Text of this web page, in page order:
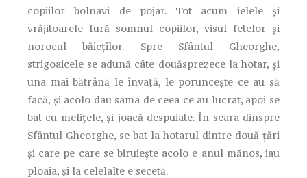
copiilor bolnavi de pojar. Tot acum ielele și
vrăjitoarele fură somnul copiilor, visul fetelor și
norocul băieților. Spre Sfântul Gheorghe,
strigoaicele se adună câte douăsprezece la hotar, și
una mai bătrână le învață, le poruncește ce au să
facă, și acolo dau sama de ceea ce au lucrat, apoi se
bat cu melițele, și joacă despuiate. În seara dinspre
Sfântul Gheorghe, se bat la hotarul dintre două țări
și care pe care se biruiește acolo e anul mănos, iau
ploaia, și la celelalte e secetă.